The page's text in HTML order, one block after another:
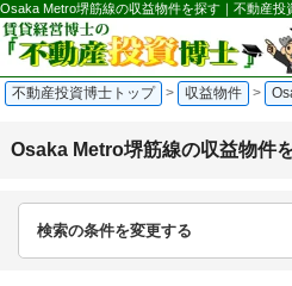
Osaka Metro堺筋線の収益物件を探す｜不動産投
不動産投資博士トップ > 収益物件 >
Osaka Metro堺筋線の収益物件
検索の条件を変更する